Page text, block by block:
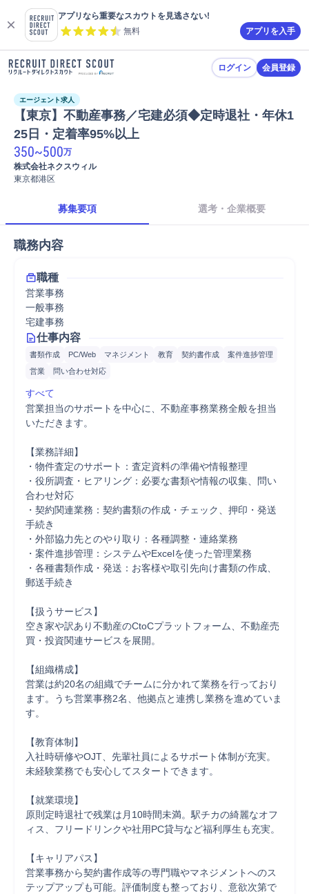
アプリなら重要なスカウトを見逃さない!
無料
アプリを入手
ログイン 会員登録
エージェント求人
【東京】不動産事務／宅建必須◆定時退社・年休1
25日・定着率95%以上
350~500万
株式会社ネクスウィル
東京都港区
募集要項 選考・企業概要
職務内容
職種
営業事務
一般事務
宅建事務
仕事内容
書類作成 PC/Web マネジメント 教育 契約書作成
案件進捗管理
営業
問い合わせ対応
すべて
営業担当のサポートを中心に、不動産事務業務全般を担当
いただきます。
【業務詳細】
・物件査定のサポート：査定資料の準備や情報整理
・役所調査・ヒアリング：必要な書類や情報の収集、問い
合わせ対応
・契約関連業務：契約書類の作成・チェック、押印・発送
手続き
・外部協力先とのやり取り：各種調整・連絡業務
・案件進捗管理：システムやExcelを使った管理業務
・各種書類作成・発送：お客様や取引先向け書類の作成、
郵送手続き
【扱うサービス】
空き家や訳あり不動産のCtoCプラットフォーム、不動産売
買・投資関連サービスを展開。
【組織構成】
営業は約20名の組織でチームに分かれて業務を行っており
ます。うち営業事務2名、他拠点と連携し業務を進めていま
す。
【教育体制】
入社時研修やOJT、先輩社員によるサポート体制が充実。
未経験業務でも安心してスタートできます。
【就業環境】
原則定時退社で残業は月10時間未満。駅チカの綺麗なオフ
ィス、フリードリンクや社用PC貸与など福利厚生も充実。
【キャリアパス】
営業事務から契約書作成等の専門職やマネジメントへのス
テップアップも可能。評価制度も整っており、意欲次第で